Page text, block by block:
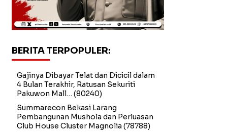
BERITA TERPOPULER:
Gajinya Dibayar Telat dan Dicicil dalam
4 Bulan Terakhir, Ratusan Sekuriti
Pakuwon Mall… (80240)
Summarecon Bekasi Larang
Pembangunan Mushola dan Perluasan
Club House Cluster Magnolia (78788)